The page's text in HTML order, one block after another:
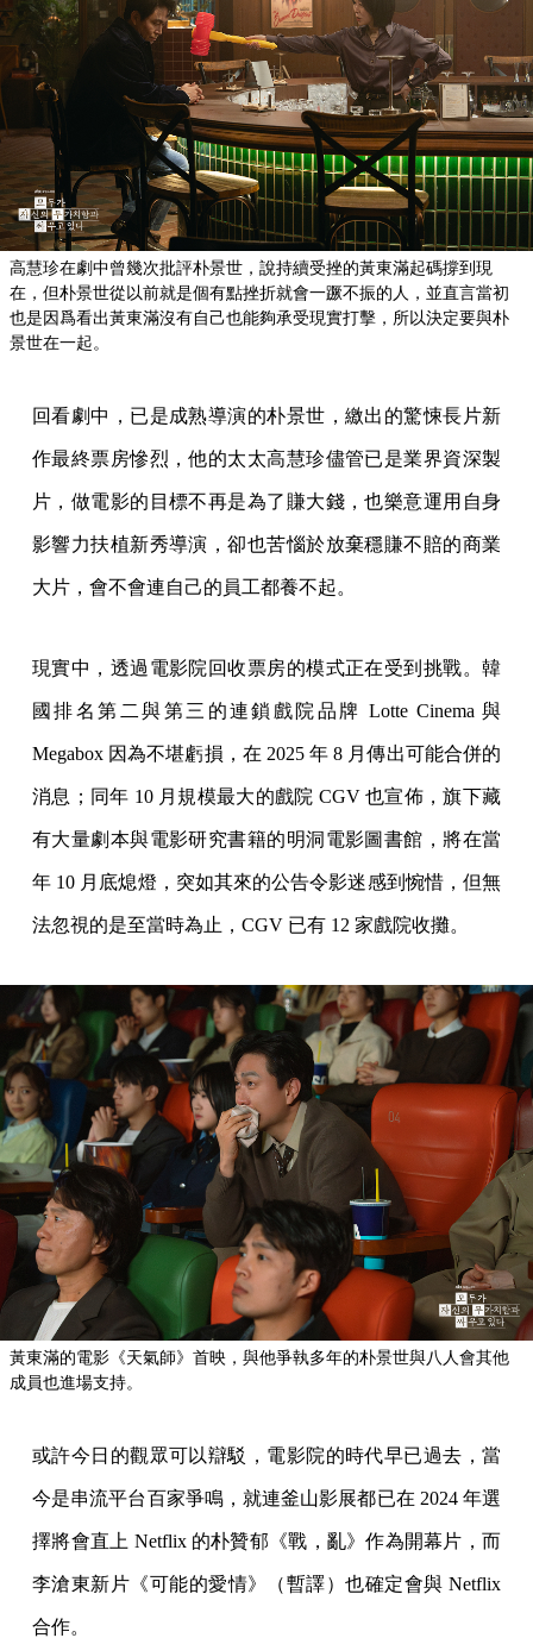
高慧珍在劇中曾幾次批評朴景世，說持續受挫的黃東滿起碼撐到現
在，但朴景世從以前就是個有點挫折就會一蹶不振的人，並直言當初
也是因爲看出黃東滿沒有自己也能夠承受現實打擊，所以決定要與朴
景世在一起。
回看劇中，已是成熟導演的朴景世，繳出的驚悚長片新
作最終票房慘烈，他的太太高慧珍儘管已是業界資深製
片，做電影的目標不再是為了賺大錢，也樂意運用自身
影響力扶植新秀導演，卻也苦惱於放棄穩賺不賠的商業
大片，會不會連自己的員工都養不起。
現實中，透過電影院回收票房的模式正在受到挑戰。韓
國排名第二與第三的連鎖戲院品牌 Lotte Cinema 與
Megabox 因為不堪虧損，在 2025 年 8 月傳出可能合併的
消息；同年 10 月規模最大的戲院 CGV 也宣佈，旗下藏
有大量劇本與電影研究書籍的明洞電影圖書館，將在當
年 10 月底熄燈，突如其來的公告令影迷感到惋惜，但無
法忽視的是至當時為止，CGV 已有 12 家戲院收攤。
黃東滿的電影《天氣師》首映，與他爭執多年的朴景世與八人會其他
成員也進場支持。
或許今日的觀眾可以辯駁，電影院的時代早已過去，當
今是串流平台百家爭鳴，就連釜山影展都已在 2024 年選
擇將會直上 Netflix 的朴贊郁《戰，亂》作為開幕片，而
李滄東新片《可能的愛情》（暫譯）也確定會與 Netflix
合作。